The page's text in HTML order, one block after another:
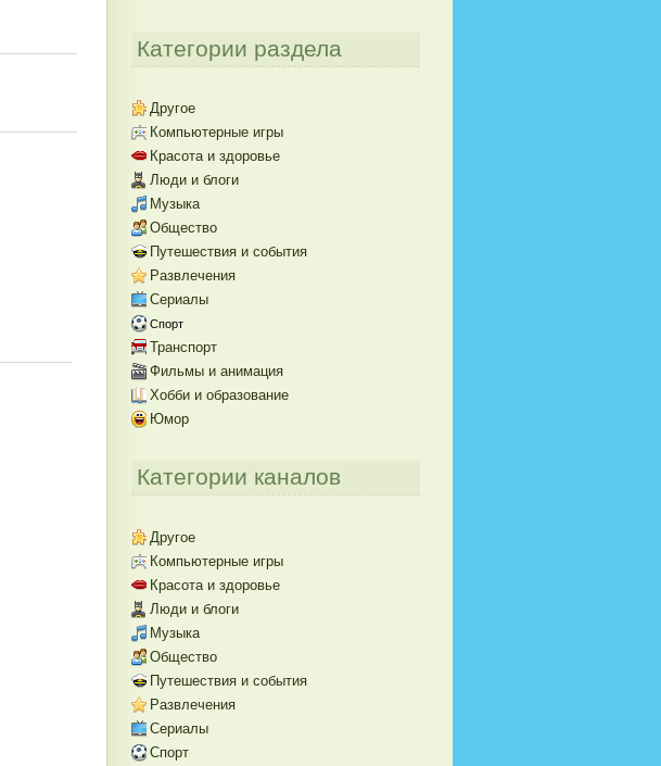
Категории раздела
Другое
Компьютерные игры
Красота и здоровье
Люди и блоги
Музыка
Общество
Путешествия и события
Развлечения
Сериалы
Спорт
Транспорт
Фильмы и анимация
Хобби и образование
Юмор
Категории каналов
Другое
Компьютерные игры
Красота и здоровье
Люди и блоги
Музыка
Общество
Путешествия и события
Развлечения
Сериалы
Спорт